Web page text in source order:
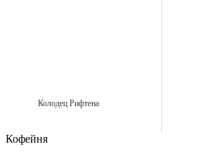
Колодец Рифтена
Кофейня